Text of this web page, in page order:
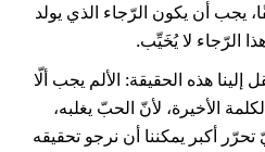
يجب أن يكون الرّجاء الذي يولد
الرّجاء لا يُخَيِّب.
إلينا هذه الحقيقة: الألم يجب ألّا
الأخيرة، لأنّ الحبّ يغلبه،
أكبر يمكننا أن نرجو تحقيقه